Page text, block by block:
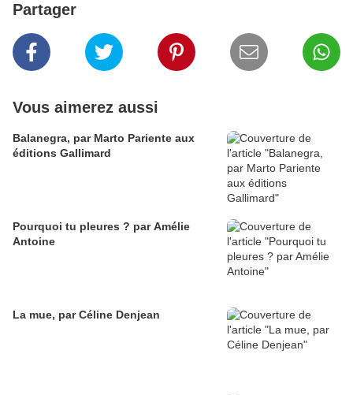
Partager
Vous aimerez aussi
Balanegra, par Marto Pariente aux
éditions Gallimard
Pourquoi tu pleures ? par Amélie
Antoine
La mue, par Céline Denjean